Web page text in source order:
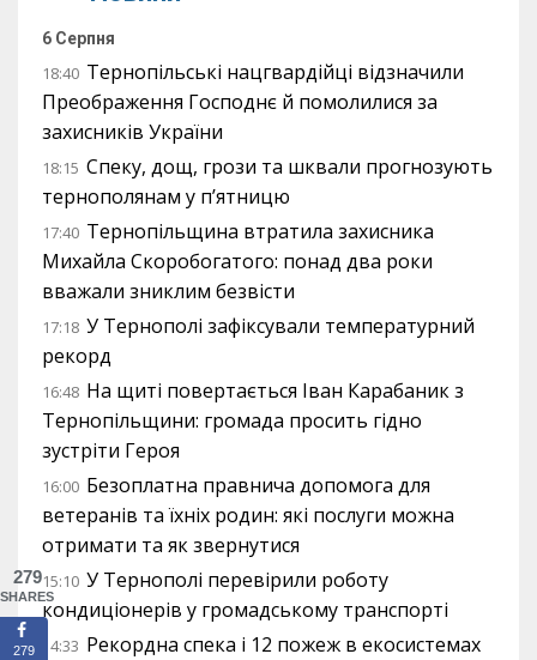
6 Серпня
18:40 Тернопільські нацгвардійці відзначили
Преображення Господнє й помолилися за
захисників України
18:15 Спеку, дощ, грози та шквали прогнозують
тернополянам у п’ятницю
17:40 Тернопільщина втратила захисника
Михайла Скоробогатого: понад два роки
вважали зниклим безвісти
17:18 У Тернополі зафіксували температурний
рекорд
16:48 На щиті повертається Іван Карабаник з
Тернопільщини: громада просить гідно
зустріти Героя
16:00 Безоплатна правнича допомога для
ветеранів та їхніх родин: які послуги можна
отримати та як звернутися
15:10 У Тернополі перевірили роботу
кондиціонерів у громадському транспорті
14:33 Рекордна спека і 12 пожеж в екосистемах
279
SHARES
279